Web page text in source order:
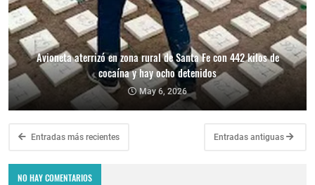
Avioneta aterrizó en zona rural de Santa Fe con 442 kilos de
cocaína y hay ocho detenidos
May 6, 2026
Entradas más recientes Entradas antiguas
NO HAY COMENTARIOS